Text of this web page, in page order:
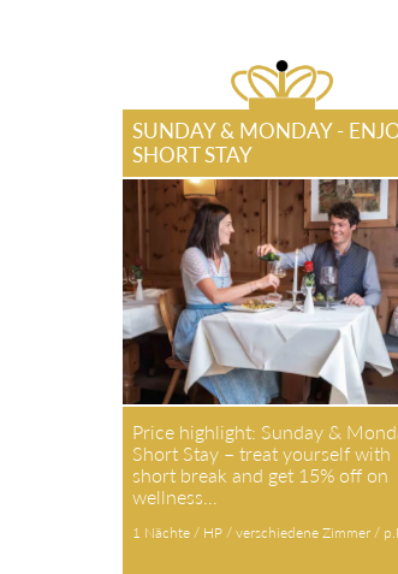
SUNDAY & MONDAY -
SHORT STAY
Price highlight: Sunday &
Short Stay – treat yourself with
short break and get 15% off on
wellness…
1 Nächte / HP / verschiedene Zimmer /